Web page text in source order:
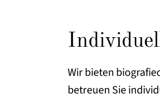
Wir bieten
betreuen Sie